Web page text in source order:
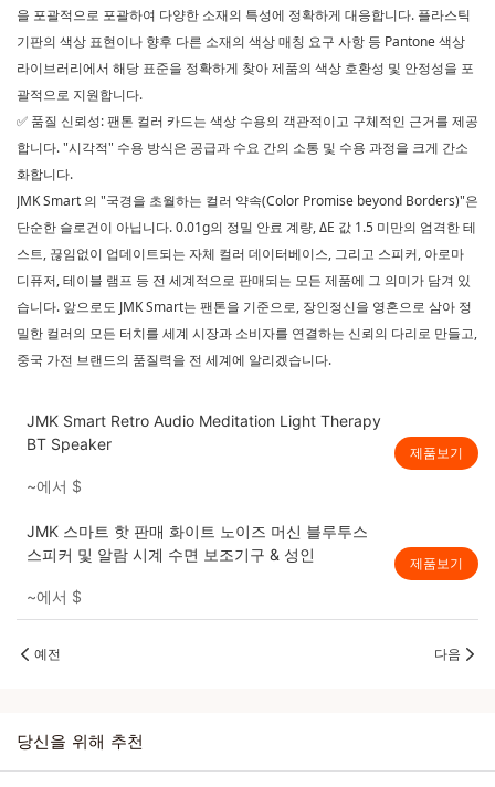
을 포괄적으로 포괄하여 다양한 소재의 특성에 정확하게 대응합니다. 플라스틱
기판의 색상 표현이나 향후 다른 소재의 색상 매칭 요구 사항 등 Pantone 색상
라이브러리에서 해당 표준을 정확하게 찾아 제품의 색상 호환성 및 안정성을 포
괄적으로 지원합니다.
✅ 품질 신뢰성: 팬톤 컬러 카드는 색상 수용의 객관적이고 구체적인 근거를 제공
합니다. "시각적" 수용 방식은 공급과 수요 간의 소통 및 수용 과정을 크게 간소
화합니다.
JMK Smart 의 "국경을 초월하는 컬러 약속(Color Promise beyond Borders)"은
단순한 슬로건이 아닙니다. 0.01g의 정밀 안료 계량, ΔE 값 1.5 미만의 엄격한 테
스트, 끊임없이 업데이트되는 자체 컬러 데이터베이스, 그리고 스피커, 아로마
디퓨저, 테이블 램프 등 전 세계적으로 판매되는 모든 제품에 그 의미가 담겨 있
습니다. 앞으로도 JMK Smart는 팬톤을 기준으로, 장인정신을 영혼으로 삼아 정
밀한 컬러의 모든 터치를 세계 시장과 소비자를 연결하는 신뢰의 다리로 만들고,
중국 가전 브랜드의 품질력을 전 세계에 알리겠습니다.
JMK Smart Retro Audio Meditation Light Therapy
BT Speaker
~에서 $
제품보기
JMK 스마트 핫 판매 화이트 노이즈 머신 블루투스
스피커 및 알람 시계 수면 보조기구 & 성인
~에서 $
제품보기
예전 다음
당신을 위해 추천